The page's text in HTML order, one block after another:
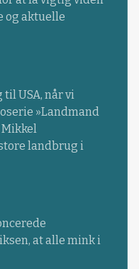
og aktuelle
USA, når vi
»Landmand
landbrug i
at alle mink i